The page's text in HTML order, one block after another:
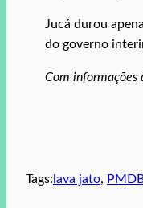
Jucá durou
do governo
Com informações
Tags: lava jato,